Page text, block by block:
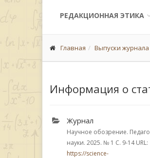
РЕДАКЦИОННАЯ ЭТИКА
Главная Выпуски журнала
Информация о
Журнал
Научное обозрение.
науки. 2025. № 1 С. 9-14URL:
https://science-